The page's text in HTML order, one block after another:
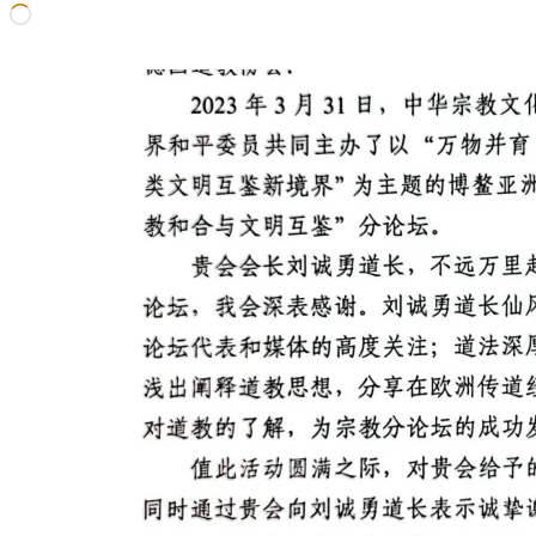
Wird